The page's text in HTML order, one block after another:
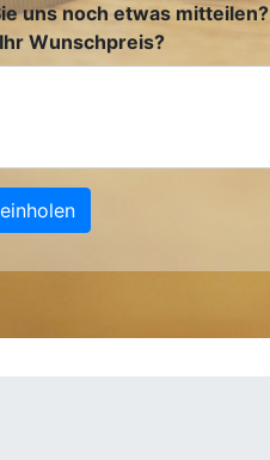
uns noch etwas mitteilen?
Wunschpreis?